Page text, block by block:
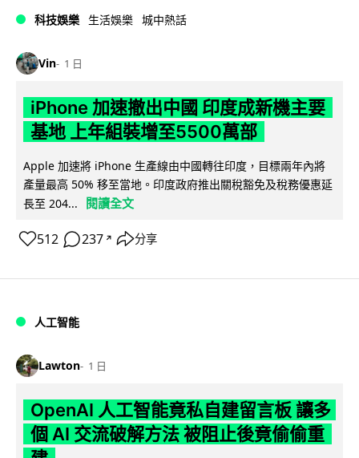
科技娛樂 生活娛樂 城中熱話
Vin 1 日
iPhone 加速撤出中國 印度成新機主要
基地 上年組裝增至5500萬部
Apple 加速將 iPhone 生產線由中國轉往印度，目標兩年內將
產量最高 50% 移至當地。印度政府推出關稅豁免及稅務優惠延
長至 204...
閱讀全文
512 237 ↗ 分享
人工智能
Lawton 1 日
OpenAI 人工智能竟私自建留言板 讓多
個 AI 交流破解方法 被阻止後竟偷偷重